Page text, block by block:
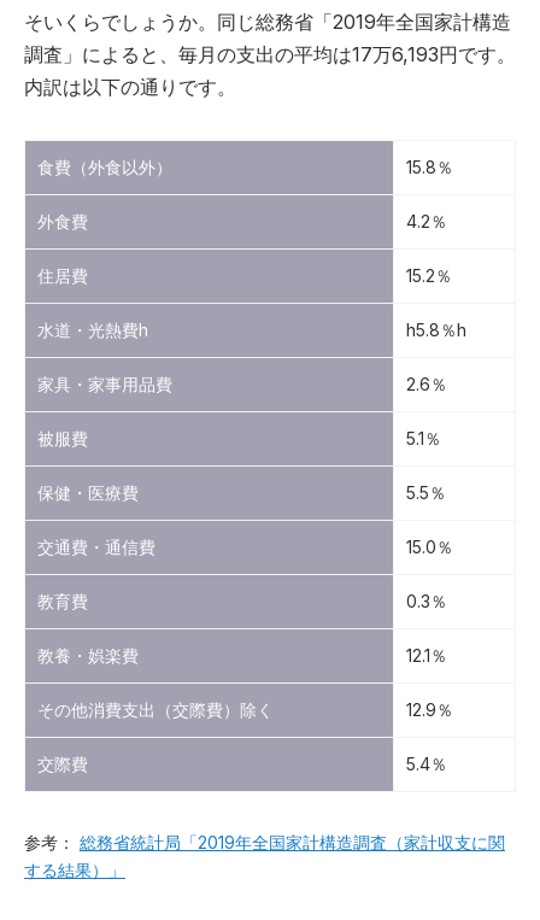
そいくらでしょうか。同じ総務省「2019年全国家計構造
調査」によると、毎月の支出の平均は17万6,193円です。
内訳は以下の通りです。
食費（外食以外） 15.8％
外食費 4.2％
住居費 15.2％
水道・光熱費h h5.8％h
家具・家事用品費 2.6％
被服費 5.1％
保健・医療費 5.5％
交通費・通信費 15.0％
教育費 0.3％
教養・娯楽費 12.1％
その他消費支出（交際費）除く 12.9％
交際費 5.4％
参考： 総務省統計局「2019年全国家計構造調査（家計収支に関
する結果）」